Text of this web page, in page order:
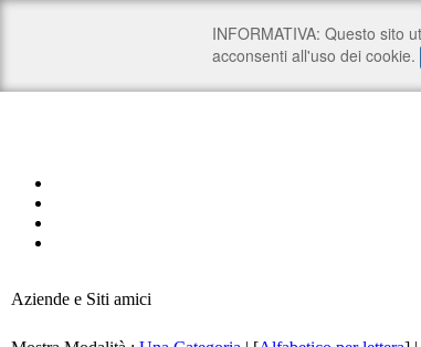
Aziende e Siti amici